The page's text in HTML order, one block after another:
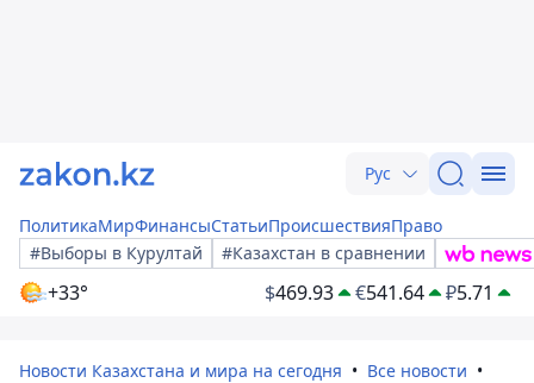
Рус
ПолитикаМирФинансыСтатьиПроисшествияПраво
#Выборы в Курултай
#Казахстан в сравнении
+33° $469.93 €541.64 ₽5.71
Новости Казахстана и мира на сегодня
Все новости